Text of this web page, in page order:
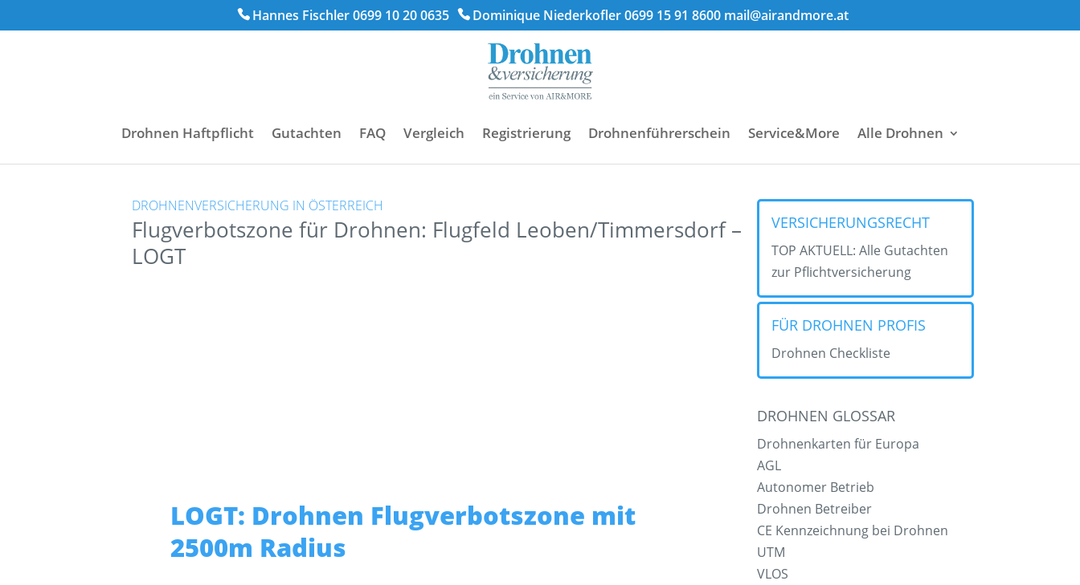
Hannes Fischler 0699 10 20 0635 Dominique Niederkofler 0699 15 91 8600 mail@airandmore.at
Drohnen Haftpflicht Gutachten FAQ Vergleich Registrierung Drohnenführerschein Service&More Alle Drohnen
DROHNENVERSICHERUNG IN ÖSTERREICH
Flugverbotszone für Drohnen: Flugfeld Leoben/Timmersdorf –
LOGT
LOGT: Drohnen Flugverbotszone mit
2500m Radius
VERSICHERUNGSRECHT
TOP AKTUELL: Alle Gutachten
zur Pflichtversicherung
FÜR DROHNEN PROFIS
Drohnen Checkliste
DROHNEN GLOSSAR
Drohnenkarten für Europa
AGL
Autonomer Betrieb
Drohnen Betreiber
CE Kennzeichnung bei Drohnen
UTM
VLOS